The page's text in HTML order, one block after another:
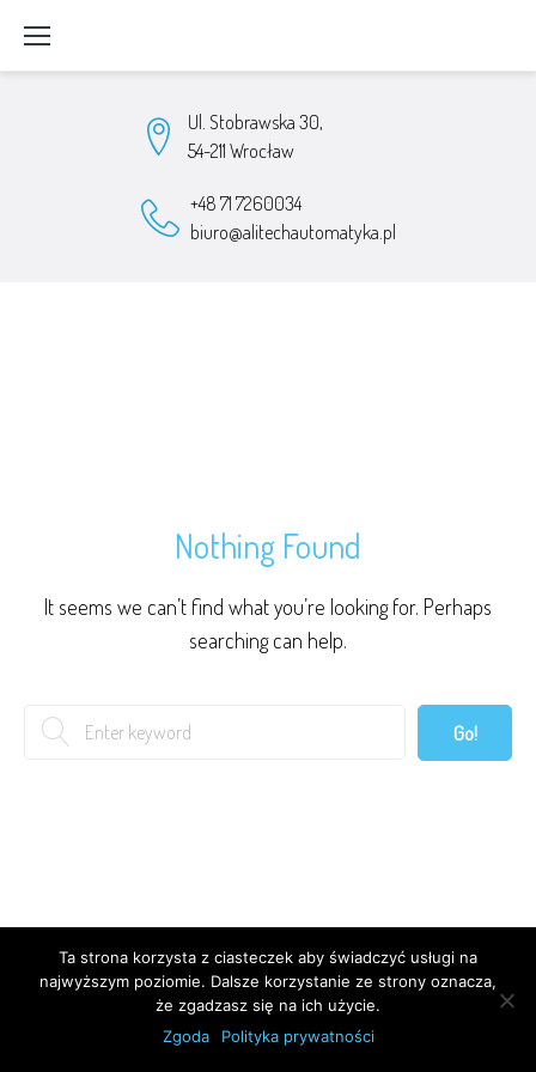
Ul. Stobrawska 30,
54-211 Wrocław
+48 71 7260034
biuro@alitechautomatyka.pl
Nothing Found
It seems we can’t find what you’re looking for. Perhaps
searching can help.
Search
Go!
© 2026 Strona wykonana przezZDN Studio
Ta strona korzysta z ciasteczek aby świadczyć usługi na
najwyższym poziomie. Dalsze korzystanie ze strony oznacza,
że zgadzasz się na ich użycie.
Zgoda
Polityka prywatności